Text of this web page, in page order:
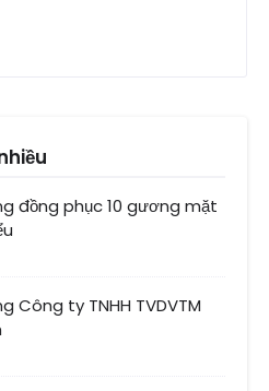
đồng phục 10 gương mặt
Công ty TNHH TVDVTM